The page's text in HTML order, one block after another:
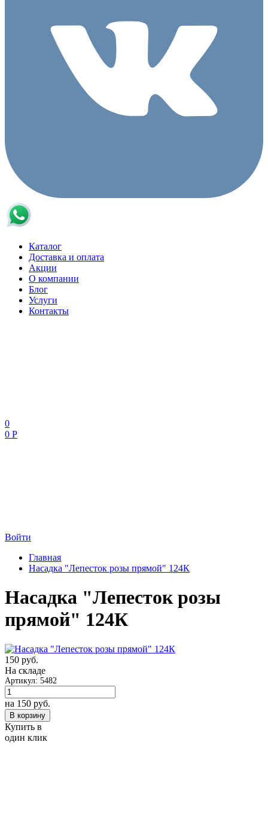
Каталог
Доставка и оплата
Акции
О компании
Блог
Услуги
Контакты
0
0 Р
Войти
Главная
Насадка "Лепесток розы прямой" 124К
Насадка "Лепесток розы
прямой" 124К
150 руб.
На складе
Артикул: 5482
на 150 руб.
В корзину
Купить в
один клик